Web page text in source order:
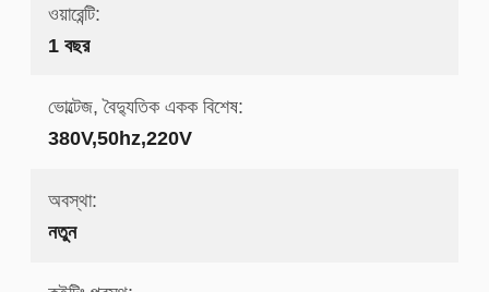
ওয়ারেন্টি:
1 বছর
ভোল্টেজ, বৈদ্যুতিক একক বিশেষ:
380V,50hz,220V
অবস্থা:
নতুন